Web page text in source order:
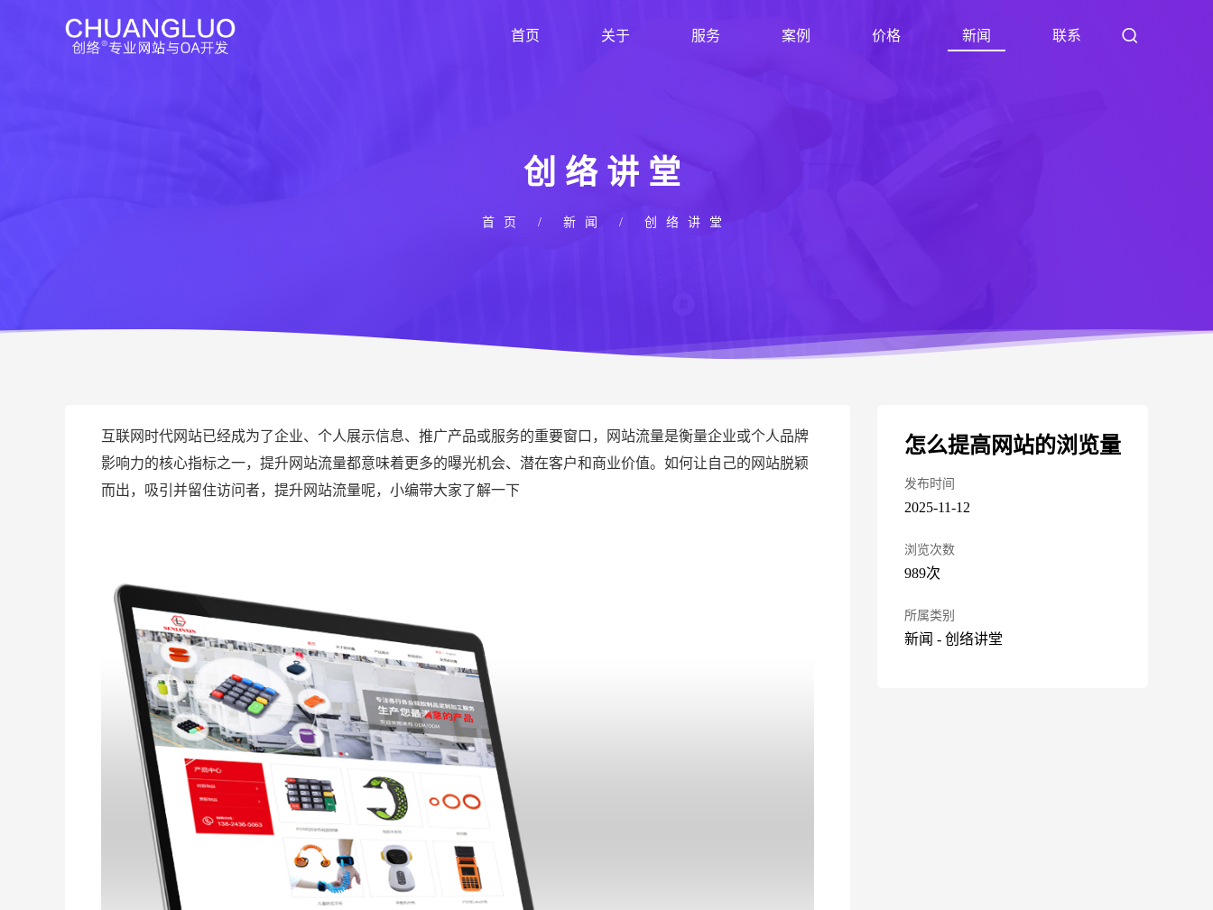
首页 关于 服务 案例 价格 新闻 联系
创络讲堂
首页 / 新闻 / 创络讲堂
怎么提高网站的浏览量
发布时间
2025-11-12
浏览次数
989次
所属类别
新闻 - 创络讲堂
互联网时代网站已经成为了企业、个人展示信息、推广产品或服务的重要窗口，网站流量是衡量企业或个人品牌
影响力的核心指标之一，提升网站流量都意味着更多的曝光机会、潜在客户和商业价值。如何让自己的网站脱颖
而出，吸引并留住访问者，提升网站流量呢，小编带大家了解一下